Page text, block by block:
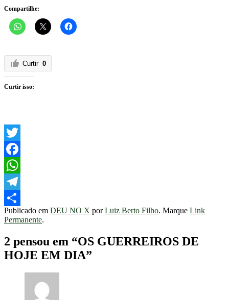
Compartilhe:
Curtir 0
Curtir isso:
Twitter
Facebook
WhatsApp
Telegram
Share
Publicado em DEU NO X porLuiz Berto Filho. Marque Link
Permanente.
2 pensou em “OS GUERREIROS DE
HOJE EM DIA”